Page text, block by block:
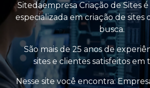
Sitedaempresa Criação de Sites
especializada em criação de sites
busca.
São mais de 25 anos de
sites e clientes satisfeitos em
Nesse site você encontra: